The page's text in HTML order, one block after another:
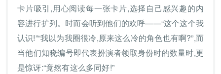
卡片吸引,用心阅读每一张卡片,选择自己感兴趣的内
容进行扩列。时而会听到他们的欢呼——“这个这个我
认识!”“我以为我圈很冷,原来这么冷的角色也有啊?”,而
当他们知晓编号即代表扮演者领取身份时的数量时,更
是惊讶:“竟然有这么多同好!”